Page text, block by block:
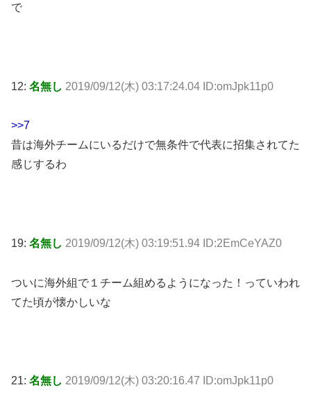
で
12: 名無し 2019/09/12(木) 03:17:24.04 ID:omJpk11p0
>>7
昔は海外チームにいるだけで無条件で代表に招集されてた
感じするわ
19: 名無し 2019/09/12(木) 03:19:51.94 ID:2EmCeYAZ0
ついに海外組で１チーム組めるようになった！っていわれ
てた頃が懐かしいな
21: 名無し 2019/09/12(木) 03:20:16.47 ID:omJpk11p0